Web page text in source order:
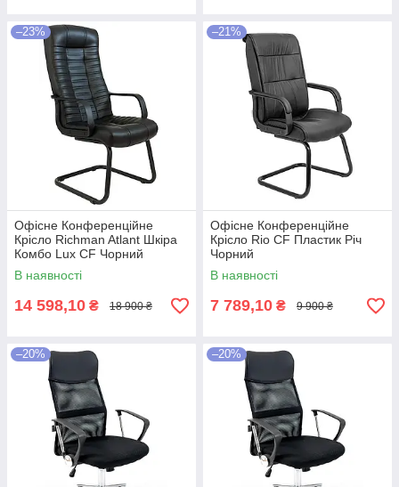
–23%
Офісне Конференційне
Крісло Richman Atlant Шкіра
Комбо Lux CF Чорний
В наявності
14 598,10 ₴ 18 900 ₴
–21%
Офісне Конференційне
Крісло Rio CF Пластик Річ
Чорний
В наявності
7 789,10 ₴ 9 900 ₴
–20% –20%